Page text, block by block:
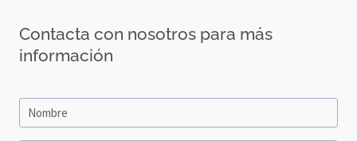
Contacta con nosotros para más
información